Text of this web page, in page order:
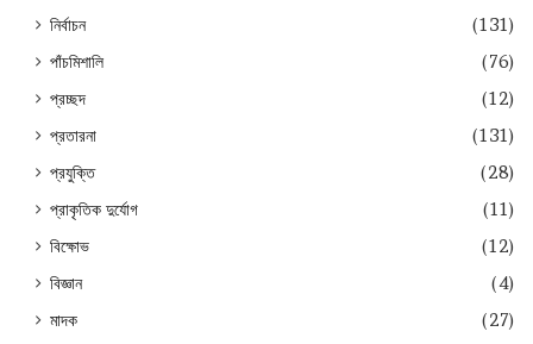
নির্বাচন
(131)
পাঁচমিশালি
(76)
প্রচ্ছদ
(12)
প্রতারনা
(131)
প্রযুক্তি
(28)
প্রাকৃতিক দুর্যোগ
(11)
বিক্ষোভ
(12)
বিজ্ঞান
(4)
মাদক
(27)